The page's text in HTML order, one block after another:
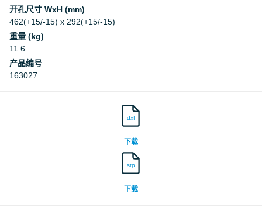
开孔尺寸 WxH (mm)
462(+15/-15) x 292(+15/-15)
重量 (kg)
11.6
产品编号
163027
dxf
下载
stp
下载